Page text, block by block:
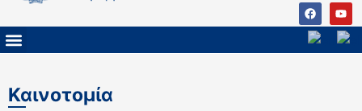
Καινοτομία